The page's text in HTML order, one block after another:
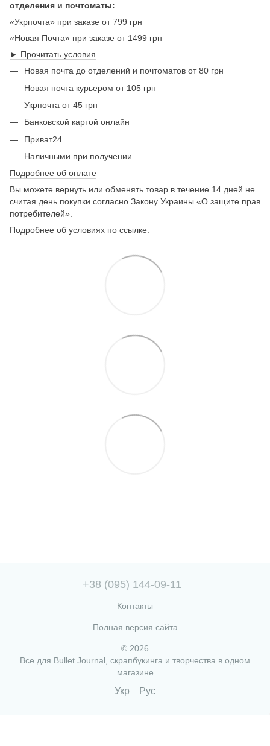
отделения и почтоматы:
«Укрпочта» при заказе от 799 грн
«Новая Почта» при заказе от 1499 грн
► Прочитать условия
Новая почта до отделений и почтоматов от 80 грн
Новая почта курьером от 105 грн
Укрпочта от 45 грн
Банковской картой онлайн
Приват24
Наличными при получении
Подробнее об оплате
Вы можете вернуть или обменять товар в течение 14 дней не
считая день покупки согласно Закону Украины «О защите прав
потребителей».
Подробнее об условиях по ссылке.
+38 (095) 144-09-11
Контакты
Полная версия сайта
© 2026
Все для Bullet Journal, скрапбукинга и творчества в одном
магазине
Укр Рус